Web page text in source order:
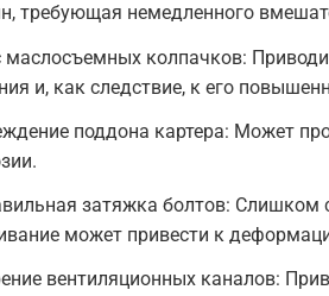
требующая немедленного
маслосъемных колпачков:
и, как следствие, к его
поддона картера: Может
затяжка болтов: Слишком
может привести к
вентиляционных каналов: